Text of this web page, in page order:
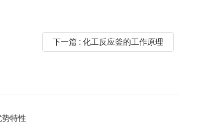
下一篇 : 化工反应釜的工作原理
特性